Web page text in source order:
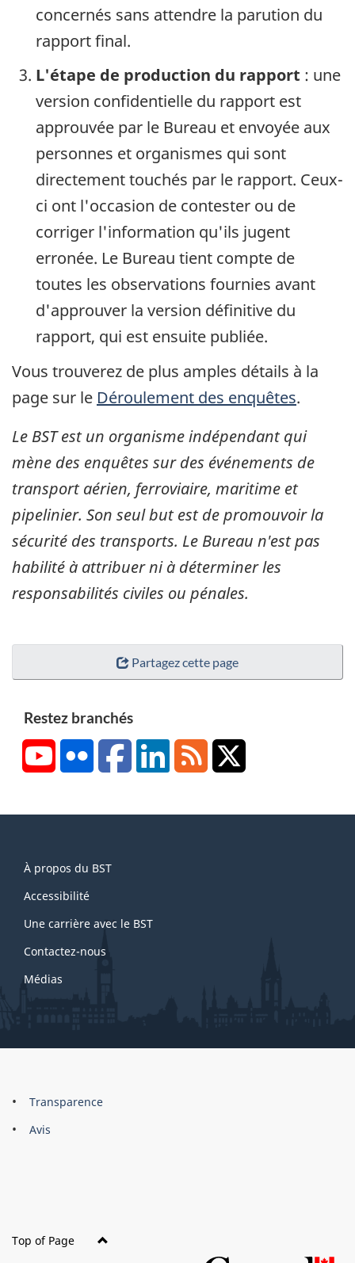
concernés sans attendre la parution du
rapport final.
L'étape de production du rapport : une
version confidentielle du rapport est
approuvée par le Bureau et envoyée aux
personnes et organismes qui sont
directement touchés par le rapport. Ceux-
ci ont l'occasion de contester ou de
corriger l'information qu'ils jugent
erronée. Le Bureau tient compte de
toutes les observations fournies avant
d'approuver la version définitive du
rapport, qui est ensuite publiée.
Vous trouverez de plus amples détails à la
page sur le Déroulement des enquêtes.
Le BST est un organisme indépendant qui
mène des enquêtes sur des événements de
transport aérien, ferroviaire, maritime et
pipelinier. Son seul but est de promouvoir la
sécurité des transports. Le Bureau n'est pas
habilité à attribuer ni à déterminer les
responsabilités civiles ou pénales.
Partagez cette page
Restez branchés
YouTubeFlickr FacebookLinkedInRSS
this
site
À propos du BST
Accessibilité
Une carrière avec le BST
Contactez-nous
Médias
About
this
Brand
Transparence
Avis
Top of Page